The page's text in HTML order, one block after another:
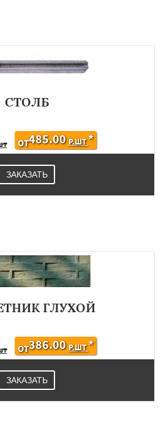
СТОЛБ
ОТ485.00 Р.ШТ*
ЗАКАЗАТЬ
ГЛУХОЙ
ОТ386.00 Р.ШТ*
ЗАКАЗАТЬ